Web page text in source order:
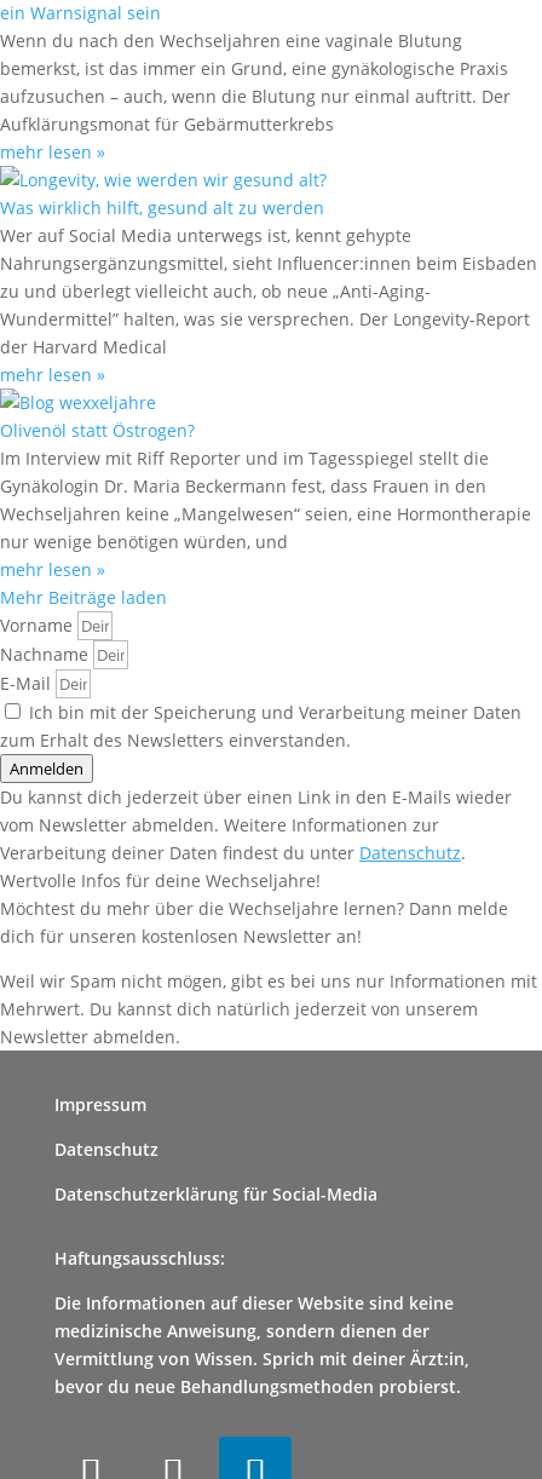
ein Warnsignal sein
Wenn du nach den Wechseljahren eine vaginale Blutung
bemerkst, ist das immer ein Grund, eine gynäkologische Praxis
aufzusuchen – auch, wenn die Blutung nur einmal auftritt. Der
Aufklärungsmonat für Gebärmutterkrebs
mehr lesen »
Was wirklich hilft, gesund alt zu werden
Wer auf Social Media unterwegs ist, kennt gehypte
Nahrungsergänzungsmittel, sieht Influencer:innen beim Eisbaden
zu und überlegt vielleicht auch, ob neue „Anti-Aging-
Wundermittel” halten, was sie versprechen. Der Longevity-Report
der Harvard Medical
mehr lesen »
Olivenöl statt Östrogen?
Im Interview mit Riff Reporter und im Tagesspiegel stellt die
Gynäkologin Dr. Maria Beckermann fest, dass Frauen in den
Wechseljahren keine „Mangelwesen“ seien, eine Hormontherapie
nur wenige benötigen würden, und
mehr lesen »
Mehr Beiträge laden
Vorname
Nachname
E-Mail
Ich bin mit der Speicherung und Verarbeitung meiner Daten
zum Erhalt des Newsletters einverstanden.
Anmelden
Du kannst dich jederzeit über einen Link in den E-Mails wieder
vom Newsletter abmelden. Weitere Informationen zur
Verarbeitung deiner Daten findest du unter Datenschutz.
Wertvolle Infos für deine Wechseljahre!
Möchtest du mehr über die Wechseljahre lernen? Dann melde
dich für unseren kostenlosen Newsletter an!
Weil wir Spam nicht mögen, gibt es bei uns nur Informationen mit
Mehrwert. Du kannst dich natürlich jederzeit von unserem
Newsletter abmelden.
Impressum
Datenschutz
Datenschutzerklärung für Social-Media
Haftungsausschluss:
Die Informationen auf dieser Website sind keine
medizinische Anweisung, sondern dienen der
Vermittlung von Wissen. Sprich mit deiner Ärzt:in,
bevor du neue Behandlungsmethoden probierst.